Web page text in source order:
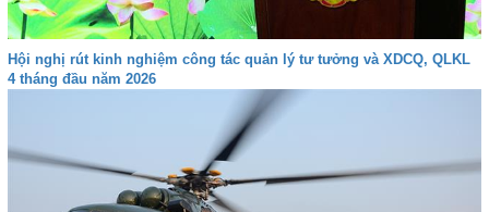
Hội nghị rút kinh nghiệm công tác quản lý tư tưởng và XDCQ, QLKL
4 tháng đầu năm 2026